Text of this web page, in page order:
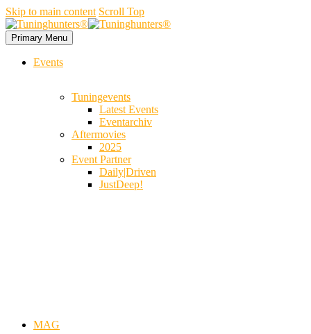
Skip to main content Scroll Top
Primary Menu
Events
Tuningevents
Latest Events
Eventarchiv
Aftermovies
2025
Event Partner
Daily|Driven
JustDeep!
MAG